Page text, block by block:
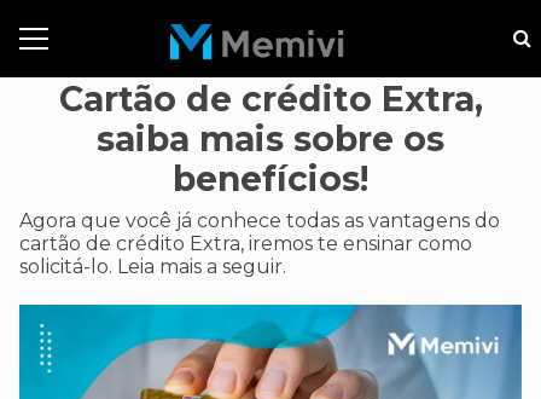
Cartão de crédito Extra,
saiba mais sobre os
benefícios!
Agora que você já conhece todas as vantagens do
cartão de crédito Extra, iremos te ensinar como
solicitá-lo. Leia mais a seguir.